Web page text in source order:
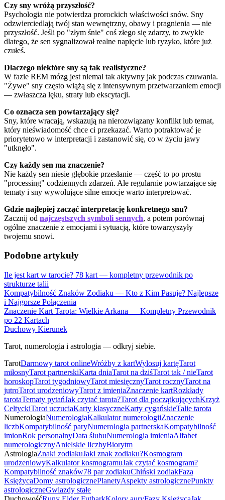
Czy sny wróżą przyszłość?
Psychologia nie potwierdza prorockich właściwości snów. Sny
odzwierciedlają twój stan wewnętrzny, obawy i pragnienia — nie
przyszłość. Jeśli po "złym śnie" coś złego się zdarzy, to zwykle
dlatego, że sen sygnalizował realne napięcie lub ryzyko, które już
czułeś.
Dlaczego niektóre sny są tak realistyczne?
W fazie REM mózg jest niemal tak aktywny jak podczas czuwania.
"Żywe" sny często wiążą się z intensywnym przetwarzaniem emocji
— zwłaszcza lęku, straty lub ekscytacji.
Co oznacza sen powtarzający się?
Sny, które wracają, wskazują na nierozwiązany konflikt lub temat,
który nieświadomość chce ci przekazać. Warto potraktować je
priorytetowo w interpretacji i zastanowić się, co w życiu jawy
"utknęło".
Czy każdy sen ma znaczenie?
Nie każdy sen niesie głębokie przesłanie — część to po prostu
"processing" codziennych zdarzeń. Ale regularnie powtarzające się
tematy i sny wywołujące silne emocje warto interpretować.
Gdzie najlepiej zacząć interpretację konkretnego snu?
Zacznij od najczęstszych symboli sennych, a potem porównaj
ogólne znaczenie z emocjami i sytuacją, które towarzyszyły
twojemu snowi.
Podobne artykuły
Ile jest kart w tarocie? 78 kart — kompletny przewodnik po
strukturze talii
Kompatybilność Znaków Zodiaku — Kto z Kim Pasuje? Najlepsze
i Najgorsze Połączenia
Znaczenie Kart Tarota: Wielkie Arkana — Kompletny Przewodnik
po 22 Kartach
Duchowy Kierunek
Tarot, numerologia i astrologia — odkryj siebie.
TarotDarmowy tarot onlineWróżby z kartWylosuj kartęTarot
miłosnyTarot partnerskiKarta dniaTarot na dziśTarot tak / nieTarot
horoskopTarot tygodniowyTarot miesięcznyTarot rocznyTarot na
jutroTarot urodzeniowyTarot z imieniaZnaczenie kartRozkłady
tarotaTematy pytańJak czytać tarota?Tarot dla początkującychKrzyż
CeltyckiTarot uczuciaKarty klasyczneKarty cygańskieTalie tarota
NumerologiaNumerologiaKalkulator numerologiiZnaczenie
liczbKompatybilność paryNumerologia partnerskaKompatybilność
imionRok personalnyData ślubuNumerologia imieniaAlfabet
numerologicznyAnielskie liczbyBiorytm
AstrologiaZnaki zodiakuJaki znak zodiaku?Kosmogram
urodzeniowyKalkulator kosmogramuJak czytać kosmogram?
Kompatybilność znaków78 par zodiakuChiński zodiakFaza
KsiężycaDomy astrologicznePlanetyAspekty astrologicznePunkty
astrologiczneGwiazdy stałe